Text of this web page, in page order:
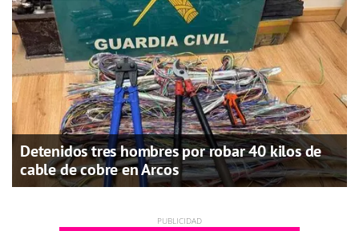
Detenidos tres hombres por robar 40 kilos de
cable de cobre en Arcos